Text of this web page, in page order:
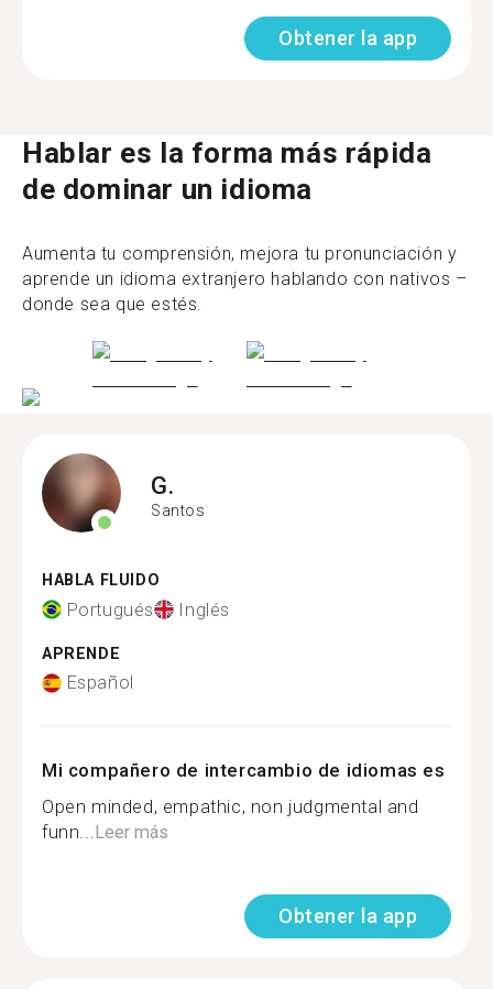
Obtener la app
Hablar es la forma más rápida
de dominar un idioma
Aumenta tu comprensión, mejora tu pronunciación y
aprende un idioma extranjero hablando con nativos –
donde sea que estés.
G.
Santos
HABLA FLUIDO
Portugués Inglés
APRENDE
Español
Mi compañero de intercambio de idiomas es
Open minded, empathic, non judgmental and
funn...Leer más
Obtener la app